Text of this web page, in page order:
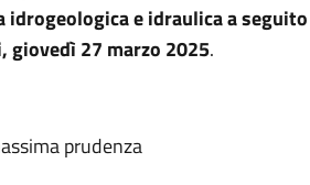
idrogeologica e idraulica a
giovedì 27 marzo 2025.
prudenza